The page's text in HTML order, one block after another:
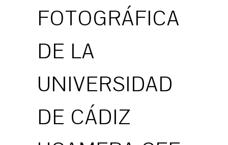
FOTOGRÁFICA
DE LA
UNIVERSIDAD
DE CÁDIZ